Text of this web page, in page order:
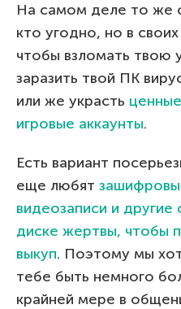
На самом деле то же
кто угодно, но в
чтобы взломать твою
заразить твой ПК
или же украсть
игровые аккаунты.
Есть вариант
еще любят
видеозаписи и
диске жертвы, чтобы
выкуп. Поэтому мы
тебе быть немного
крайней мере в